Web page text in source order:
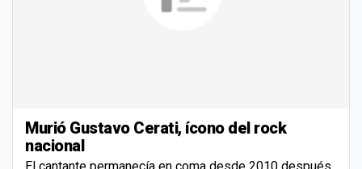
Murió Gustavo Cerati, ícono del rock
nacional